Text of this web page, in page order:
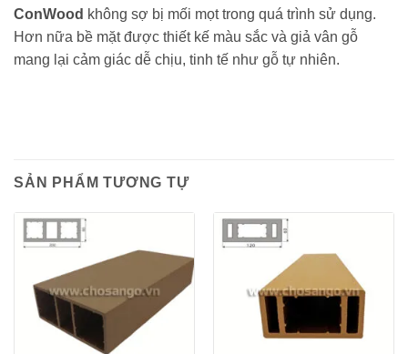
ConWood không sợ bị mối mọt trong quá trình sử dụng.
Hơn nữa bề mặt được thiết kế màu sắc và giả vân gỗ
mang lại cảm giác dễ chịu, tinh tế như gỗ tự nhiên.
SẢN PHẨM TƯƠNG TỰ